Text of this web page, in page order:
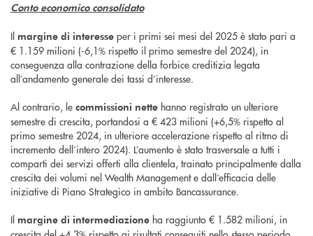
Conto economico consolidato
Il margine di interesse per i primi sei mesi del 2025 è stato pari a
€ 1.159 milioni (-6,1% rispetto il primo semestre del 2024), in
conseguenza alla contrazione della forbice creditizia legata
all’andamento generale dei tassi d’interesse.
Al contrario, le commissioni nette hanno registrato un ulteriore
semestre di crescita, portandosi a € 423 milioni (+6,5% rispetto al
primo semestre 2024, in ulteriore accelerazione rispetto al ritmo di
incremento dell’intero 2024). L’aumento è stato trasversale a tutti i
comparti dei servizi offerti alla clientela, trainato principalmente dalla
crescita dei volumi nel Wealth Management e dall’efficacia delle
iniziative di Piano Strategico in ambito Bancassurance.
Il margine di intermediazione ha raggiunto € 1.582 milioni, in